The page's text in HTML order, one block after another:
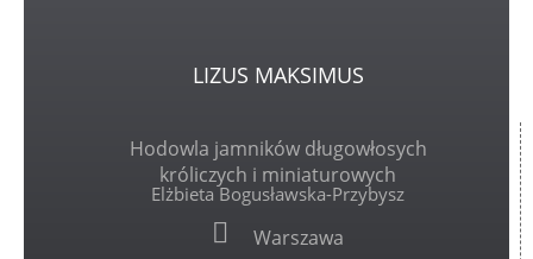
LIZUS MAKSIMUS
Hodowla jamników długowłosych
króliczych i miniaturowych
Elżbieta Bogusławska-Przybysz
Warszawa